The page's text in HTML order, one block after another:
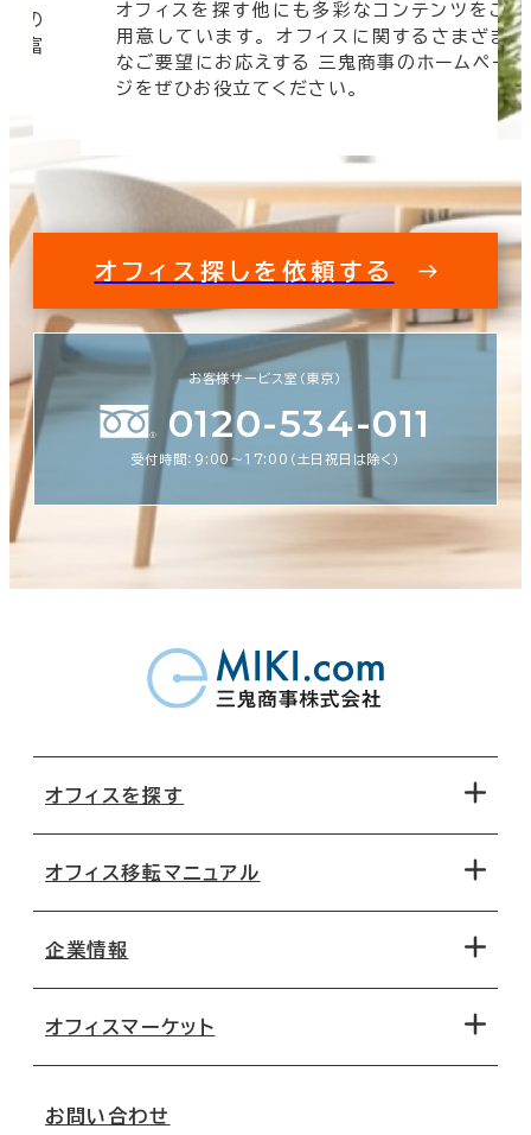
の
豊富
オフィスを探す他にも多彩なコンテンツをご
用意しています。 オフィスに関するさまざま
なご要望にお応えする 三鬼商事のホームペー
ジをぜひお役立てください。
オフィス探しを依頼する
お客様サービス室（東京）
0120-534-011
受付時間：9:00〜17:00（土日祝日は除く）
オフィスを探す
地図から探す
路線・駅から探す
オフィス移転マニュアル
移転コストシミュレーション
移転スケジュール
オフィス移転Q&A
企業情報
オフィスマーケット
お問い合わせ